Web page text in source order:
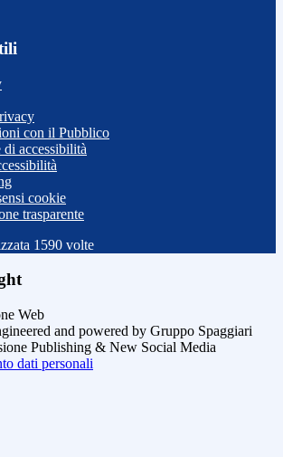
con il Pubblico
accessibilità
cookie
trasparente
1590 volte
and powered by Gruppo Spaggiari
Publishing & New Social Media
dati personali